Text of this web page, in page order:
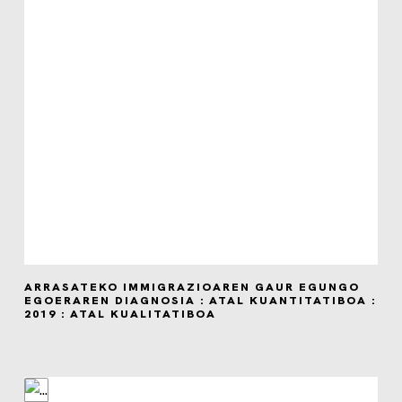
ARRASATEKO IMMIGRAZIOAREN GAUR EGUNGO
EGOERAREN DIAGNOSIA : ATAL KUANTITATIBOA :
2019 : ATAL KUALITATIBOA